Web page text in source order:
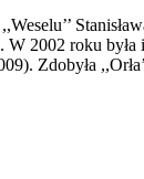
2002 roku
Zdobyła